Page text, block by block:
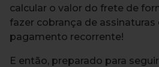
calcular o valor do frete de
fazer cobrança de
pagamento recorrente!
E então, preparado para